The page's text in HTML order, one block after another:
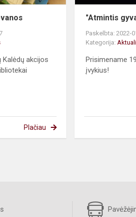
Kalėdų akcijos
Plačiau
"Atmintis
Paskelbta: 2022-
Kategorija:
Prisimename
įvykius!